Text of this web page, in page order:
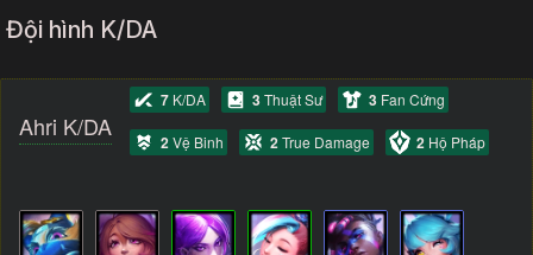
Đội hình K/DA
Ahri K/DA
7 K/DA 3Thuật Sư 3 Fan Cứng
2Vệ Binh 2True Damage 2 Hộ Pháp